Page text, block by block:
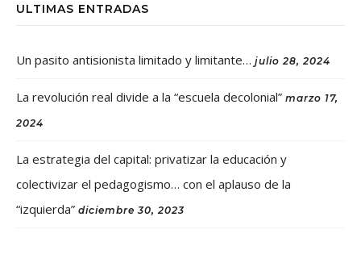
ULTIMAS ENTRADAS
Un pasito antisionista limitado y limitante… julio 28, 2024
La revolución real divide a la “escuela decolonial” marzo 17,
2024
La estrategia del capital: privatizar la educación y
colectivizar el pedagogismo… con el aplauso de la
“izquierda” diciembre 30, 2023